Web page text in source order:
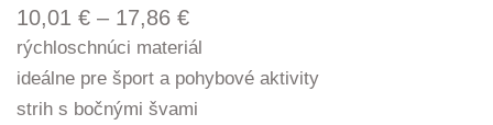
10,01 € – 17,86 €Price
range:
10,01 €
through
rýchloschnúci materiál
ideálne pre šport a pohybové aktivity
strih s bočnými švami